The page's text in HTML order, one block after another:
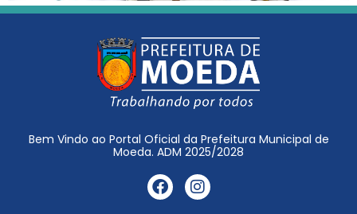
Bem Vindo ao Portal Oficial da Prefeitura Municipal de
Moeda. ADM 2025/2028